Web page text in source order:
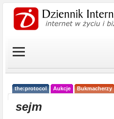
the:protocol Aukcje Bukmacherzy
sejm